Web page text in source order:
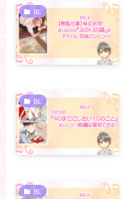
BL
BL
BL